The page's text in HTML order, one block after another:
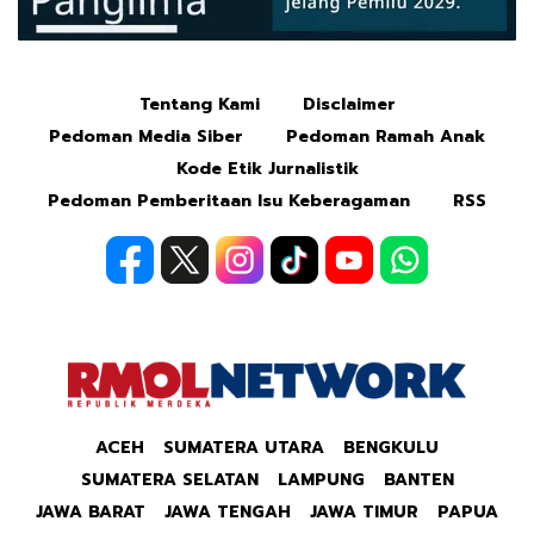
Tentang Kami
Disclaimer
Pedoman Media Siber
Pedoman Ramah Anak
Kode Etik Jurnalistik
Pedoman Pemberitaan Isu Keberagaman
RSS
ACEH SUMATERA UTARA
BENGKULU
SUMATERA SELATAN
LAMPUNG
BANTEN
JAWA BARAT
JAWA TENGAH JAWA TIMUR PAPUA